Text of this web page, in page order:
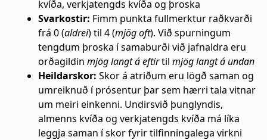
kvíða, verkjatengds kvíða og þroska
Svarkostir: Fimm punkta fullmerktur raðkvarði
frá 0 (aldrei) til 4 (mjög oft). Við spurningum
tengdum þroska í samaburði við jafnaldra eru
orðagildin mjög langt á eftirtil mjög langt á undan
Heildarskor: Skor á atriðum eru lögð saman og
umreiknuð í prósentur þar sem hærri tala vitnar
um meiri einkenni. Undirsvið þunglyndis,
almenns kvíða og verkjatengds kvíða má líka
leggja saman í skor fyrir tilfinningalega virkni